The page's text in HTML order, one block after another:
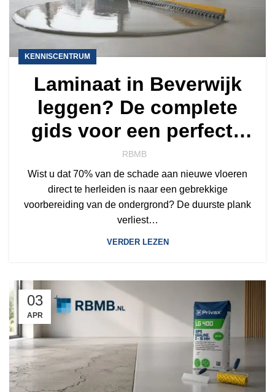
KENNISCENTRUM
Laminaat in Beverwijk
leggen? De complete
gids voor een perfecte
ondervloer
RBMB
Wist u dat 70% van de schade aan nieuwe vloeren
direct te herleiden is naar een gebrekkige
voorbereiding van de ondergrond? De duurste plank
verliest…
VERDER LEZEN
03
APR